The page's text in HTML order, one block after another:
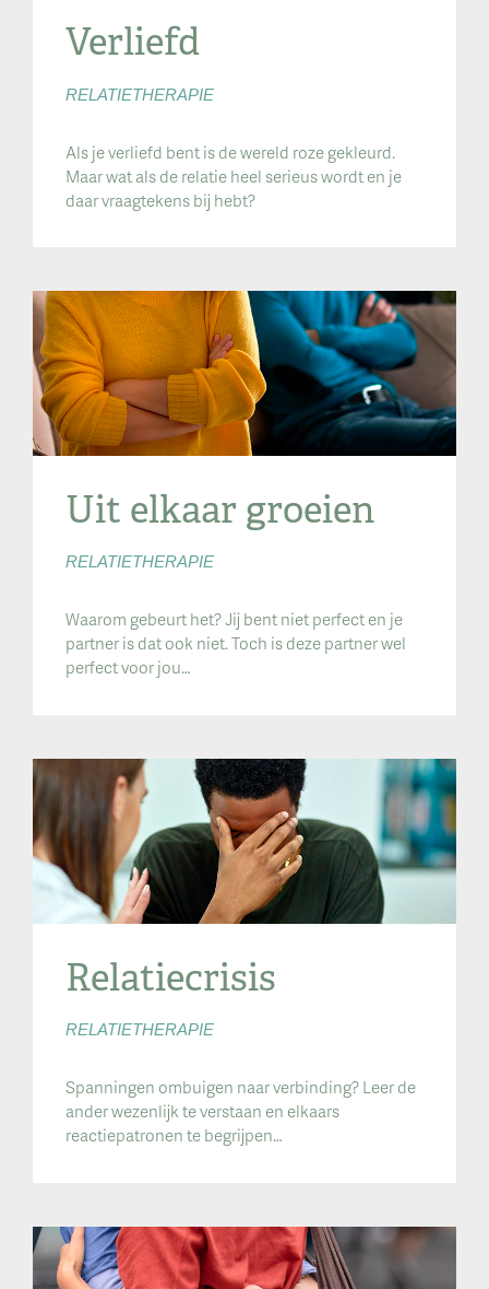
Verliefd
RELATIETHERAPIE
Als je verliefd bent is de wereld roze gekleurd.
Maar wat als de relatie heel serieus wordt en je
daar vraagtekens bij hebt?
Uit elkaar groeien
RELATIETHERAPIE
Waarom gebeurt het? Jij bent niet perfect en je
partner is dat ook niet. Toch is deze partner wel
perfect voor jou…
Relatiecrisis
RELATIETHERAPIE
Spanningen ombuigen naar verbinding? Leer de
ander wezenlijk te verstaan en elkaars
reactiepatronen te begrijpen…